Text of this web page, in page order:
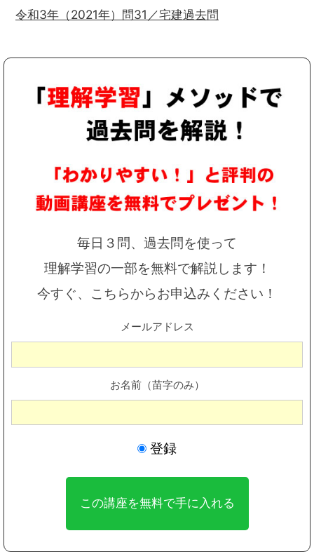
令和3年（2021年）問31／宅建過去問
毎日３問、過去問を使って
理解学習の一部を無料で解説します！
今すぐ、こちらからお申込みください！
メールアドレス
お名前（苗字のみ）
登録